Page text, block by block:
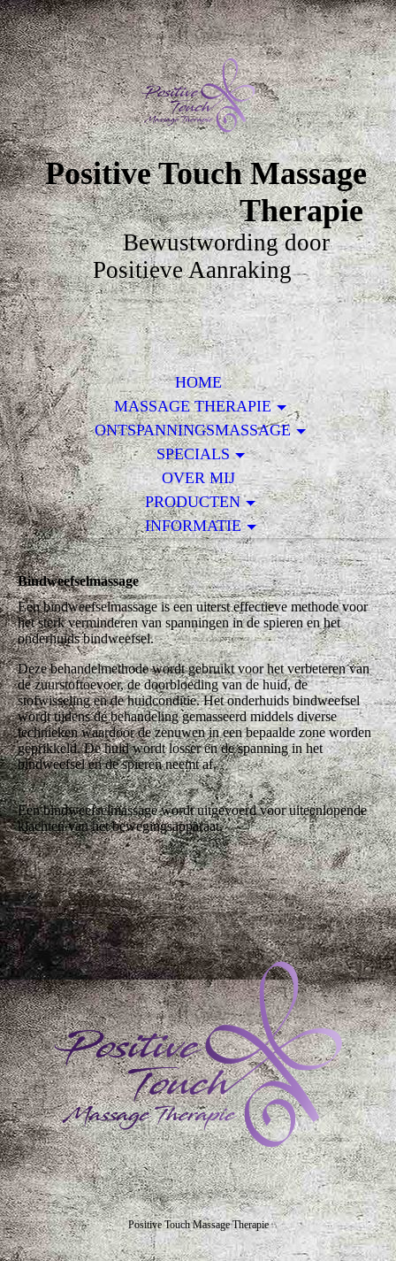
Positive Touch Massage
Therapie
Bewustwording door
Positieve Aanraking
HOME
MASSAGE THERAPIE
ONTSPANNINGSMASSAGE
SPECIALS
OVER MIJ
PRODUCTEN
INFORMATIE
Bindweefselmassage
Een bindweefselmassage is een uiterst effectieve methode voor
het sterk verminderen van spanningen in de spieren en het
onderhuids bindweefsel.
Deze behandelmethode wordt gebruikt voor het verbeteren van
de zuurstoftoevoer, de doorbloeding van de huid, de
stofwisseling en de huidconditie. Het onderhuids bindweefsel
wordt tijdens de behandeling gemasseerd middels diverse
technieken waardoor de zenuwen in een bepaalde zone worden
geprikkeld. De huid wordt losser en de spanning in het
bindweefsel en de spieren neemt af.
Een bindweefselmassage wordt uitgevoerd voor uiteenlopende
klachten van het bewegingsapparaat.
Positive Touch Massage Therapie